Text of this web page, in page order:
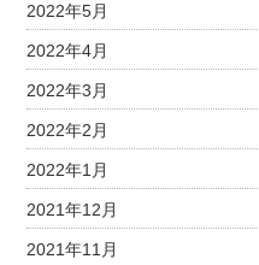
2022年5月
2022年4月
2022年3月
2022年2月
2022年1月
2021年12月
2021年11月